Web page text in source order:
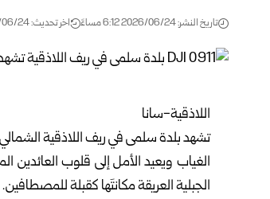
تاريخ النشر: 2026/06/24 6:12 مساءً اخر تحديث: 2026/06/24 6:13 مساءً
اللاذقية-سانا‏
تشهد بلدة سلمى في ريفاللاذقية
‏الغياب ويعيد الأمل إلى قلوب العائدين
‏الجبلية العريقة مكانتَها كقبلة للمصطافين‎.‎